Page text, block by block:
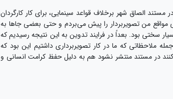
الصاق شهر برخلاف قواعد سینمایی، برای کار کارگردان
من تصویربردار را پیش می‌بردم و حتی بعضی جاها به
سختی بود. بعداً در فرایند تدوین به این نتیجه رسیدیم که
ملاحظاتی که ما در کار تصویربرداری داشتیم این بود که
در مستند منتشر نشود هم به دلیل حفظ کرامت انسانی و